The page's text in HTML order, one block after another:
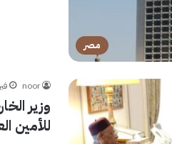
مصر
noor
وزير
للأمين